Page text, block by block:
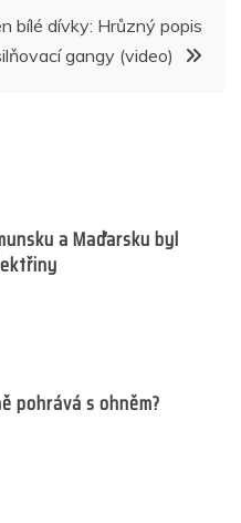
bílé dívky: Hrůzný popis
gangy (video)
a Maďarsku byl
pohrává s ohněm?